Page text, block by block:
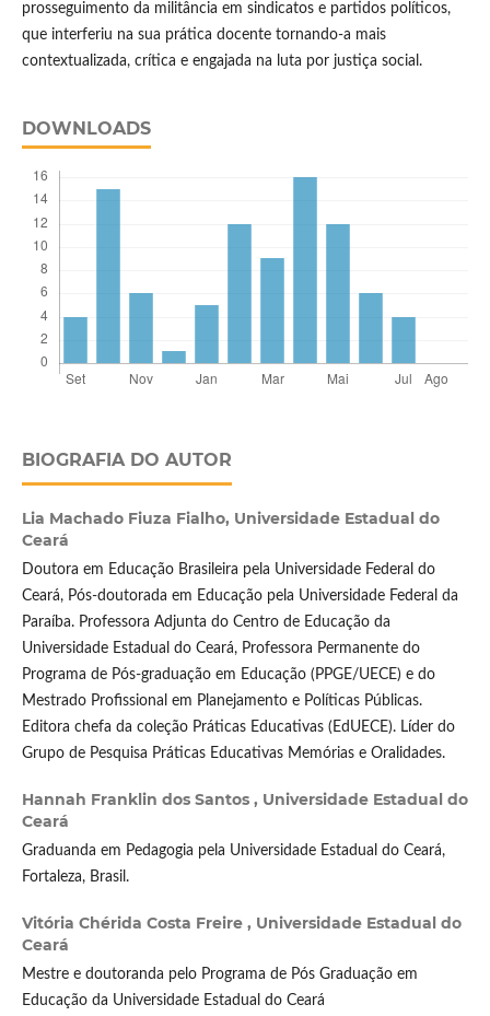
prosseguimento da militância em sindicatos e partidos políticos,
que interferiu na sua prática docente tornando-a mais
contextualizada, crítica e engajada na luta por justiça social.
DOWNLOADS
BIOGRAFIA DO AUTOR
Lia Machado Fiuza Fialho, Universidade Estadual do
Ceará
Doutora em Educação Brasileira pela Universidade Federal do
Ceará, Pós-doutorada em Educação pela Universidade Federal da
Paraíba. Professora Adjunta do Centro de Educação da
Universidade Estadual do Ceará, Professora Permanente do
Programa de Pós-graduação em Educação (PPGE/UECE) e do
Mestrado Profissional em Planejamento e Políticas Públicas.
Editora chefa da coleção Práticas Educativas (EdUECE). Líder do
Grupo de Pesquisa Práticas Educativas Memórias e Oralidades.
Hannah Franklin dos Santos , Universidade Estadual do
Ceará
Graduanda em Pedagogia pela Universidade Estadual do Ceará,
Fortaleza, Brasil.
Vitória Chérida Costa Freire , Universidade Estadual do
Ceará
Mestre e doutoranda pelo Programa de Pós Graduação em
Educação da Universidade Estadual do Ceará